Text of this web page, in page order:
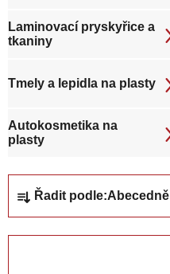
Laminovací pryskyřice a
tkaniny
Tmely a lepidla na plasty
Autokosmetika na
plasty
Řadit podle:Abecedně